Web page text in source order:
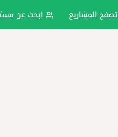
تصفح المشاريع ابحث عن